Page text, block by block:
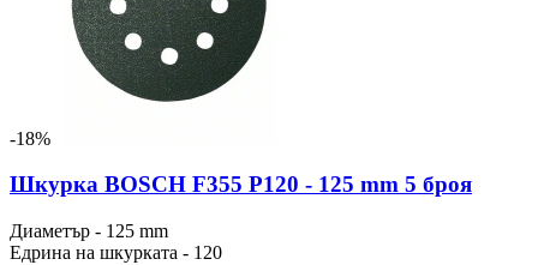
-18%
Шкурка BOSCH F355 P120 - 125 mm 5 броя
Диаметър - 125 mm
Едрина на шкурката - 120